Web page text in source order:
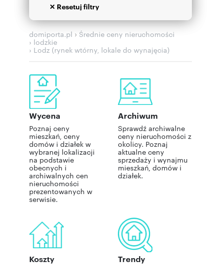
domiporta.pl › Średnie ceny nieruchomości
› lodzkie
› Lodz (rynek wtórny, lokale do wynajęcia)
Wycena
Poznaj ceny
mieszkań, ceny
domów i działek w
wybranej lokalizacji
na podstawie
obecnych i
archiwalnych cen
nieruchomości
prezentowanych w
serwisie.
Archiwum
Sprawdź archiwalne
ceny nieruchomości z
okolicy. Poznaj
aktualne ceny
sprzedaży i wynajmu
mieszkań, domów i
działek.
Koszty Trendy